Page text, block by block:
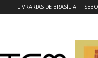
LIVRARIAS DE BRASÍLIA